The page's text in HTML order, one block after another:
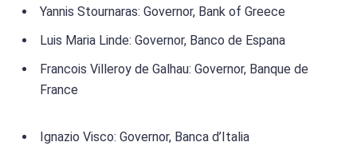
Yannis Stournaras: Governor, Bank of Greece
Luis Maria Linde: Governor, Banco de Espana
Francois Villeroy de Galhau: Governor, Banque de
France
Ignazio Visco: Governor, Banca d’Italia